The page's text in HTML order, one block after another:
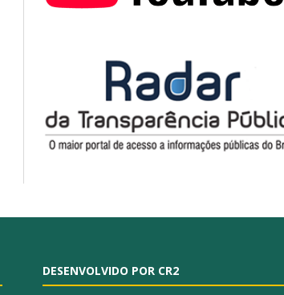
DESENVOLVIDO POR CR2